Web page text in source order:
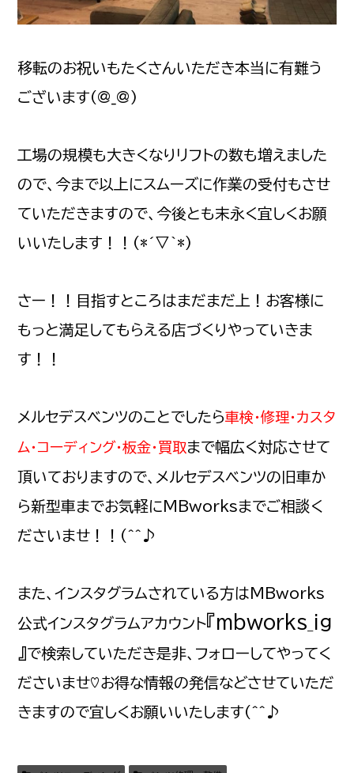
移転のお祝いもたくさんいただき本当に有難う
ございます(@_@)
工場の規模も大きくなりリフトの数も増えました
ので、今まで以上にスムーズに作業の受付もさせ
ていただきますので、今後とも末永く宜しくお願
いいたします！！(*´▽｀*)
さー！！目指すところはまだまだ上！お客様に
もっと満足してもらえる店づくりやっていきま
す！！
メルセデスベンツのことでしたら車検・修理・カスタ
ム・コーディング・板金・買取まで幅広く対応させて
頂いておりますので、メルセデスベンツの旧車か
ら新型車までお気軽に MBworksまでご相談く
ださいませ！！(^^♪
また、インスタグラムされている方は MBworks
公式インスタグラムアカウント『mbworks_ig
』で検索していただき是非、フォローしてやってく
ださいませ♡お得な情報の発信などさせていただ
きますので宜しくお願いいたします(^^♪